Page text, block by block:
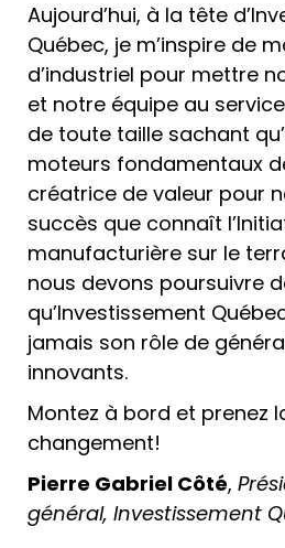
Aujourd’hui, à la tête
Québec, je m’inspire de
d’industriel pour mettre
et notre équipe au
de toute taille sachant
moteurs fondamentaux
créatrice de valeur pour
succès que connaît
manufacturière sur le
nous devons poursuivre
qu’Investissement
jamais son rôle de
innovants.
Montez à bord et prenez
changement!
Pierre Gabriel Côté,
général, Investissement